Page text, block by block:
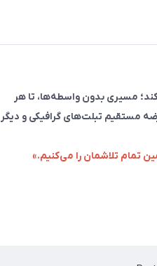
شروع کند؛ مسیری بدون واسطه‌ها، تا هر
مستقیم تبلت‌های گرافیکی و دیگر
تمام تلاشمان را می‌کنیم.»